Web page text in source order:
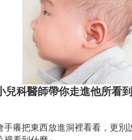
兒科醫師帶你走進他所看
癢把東西放進洞裡看看，更